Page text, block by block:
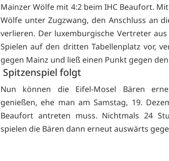
Mainzer Wölfe mit 4:2 beim IHC Beaufort.
Wölfe unter Zugzwang, den Anschluss an
verlieren. Der luxemburgische Vertreter
Spielen auf den dritten Tabellenplatz vor,
gegen Mainz und ließ einen Punkt gegen
Spitzenspiel folgt
Nun können die Eifel-Mosel Bären
genießen, ehe man am Samstag, 19.
Beaufort antreten muss. Nichtmals 24
spielen die Bären dann erneut auswärts